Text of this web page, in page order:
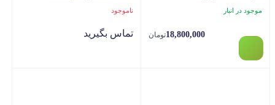
موجود در انبار
18,800,000تومان
ناموجود
تماس بگیرید